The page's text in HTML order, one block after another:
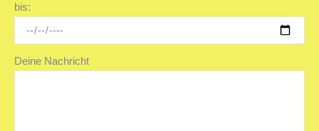
bis:
Deine Nachricht